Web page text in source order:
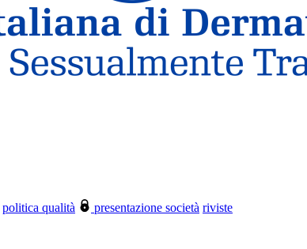
politica qualità presentazione società riviste